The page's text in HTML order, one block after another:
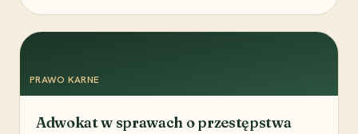
PRAWO KARNE
Adwokat w sprawach o przestępstwa